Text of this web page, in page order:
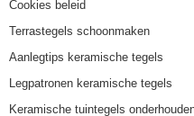
Cookies beleid
Terrastegels schoonmaken
Aanlegtips keramische tegels
Legpatronen keramische tegels
Keramische tuintegels